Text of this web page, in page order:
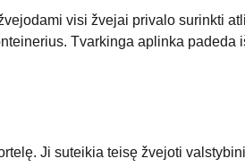
visi žvejai privalo surinkti
Tvarkinga aplinka padeda
Ji suteikia teisę žvejoti